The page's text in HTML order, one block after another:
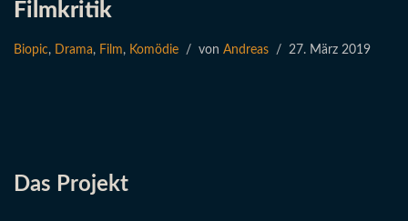
Filmkritik
Biopic, Drama, Film, Komödie von Andreas 27. März 2019
Das Projekt